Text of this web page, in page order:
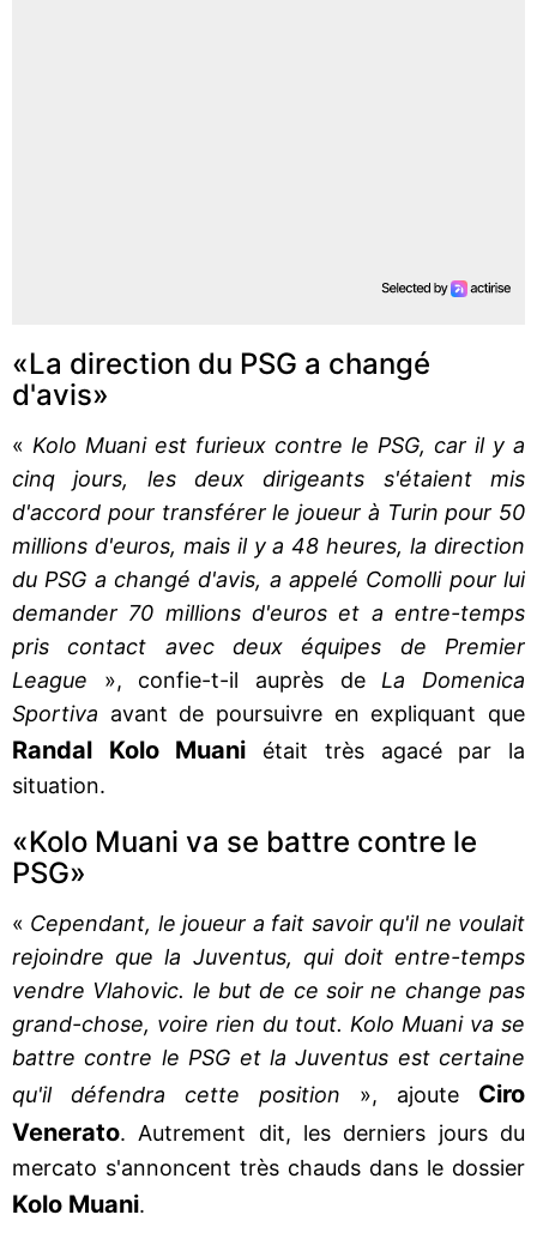
«La direction du PSG a changé
d'avis»
« Kolo Muani est furieux contre le PSG, car il y a
cinq jours, les deux dirigeants s'étaient mis
d'accord pour transférer le joueur à Turin pour 50
millions d'euros, mais il y a 48 heures, la direction
du PSG a changé d'avis, a appelé Comolli pour lui
demander 70 millions d'euros et a entre-temps
pris contact avec deux équipes de Premier
League », confie-t-il auprès de La Domenica
Sportiva avant de poursuivre en expliquant que
Randal Kolo Muani était très agacé par la
situation.
«Kolo Muani va se battre contre le
PSG»
« Cependant, le joueur a fait savoir qu'il ne voulait
rejoindre que la Juventus, qui doit entre-temps
vendre Vlahovic. le but de ce soir ne change pas
grand-chose, voire rien du tout. Kolo Muani va se
battre contre le PSG et la Juventus est certaine
qu'il défendra cette position », ajoute Ciro
Venerato. Autrement dit, les derniers jours du
mercato s'annoncent très chauds dans le dossier
Kolo Muani.